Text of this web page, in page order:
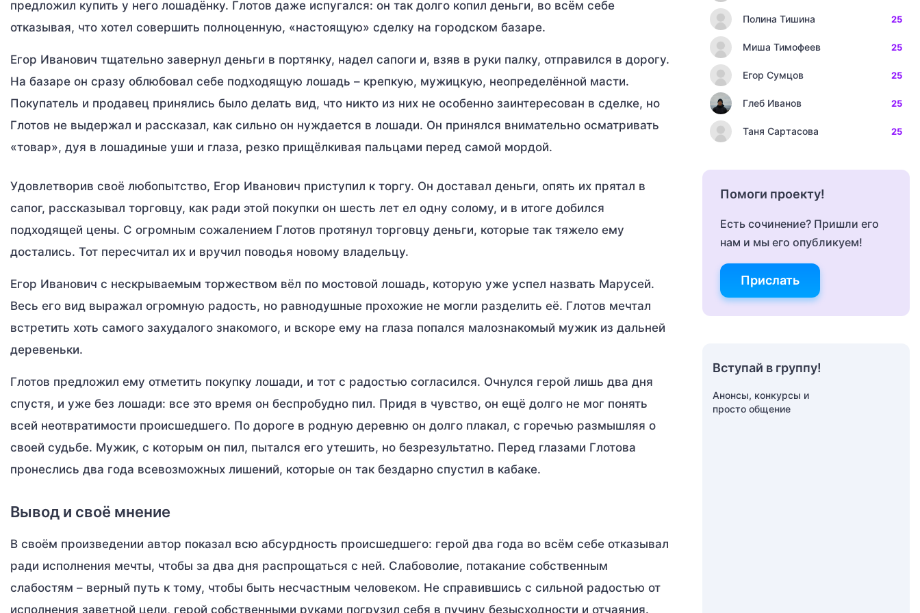
предложил купить у него лошадёнку. Глотов даже испугался: он так долго копил деньги, во всём себе
отказывая, что хотел совершить полноценную, «настоящую» сделку на городском базаре.
Егор Иванович тщательно завернул деньги в портянку, надел сапоги и, взяв в руки палку, отправился в дорогу.
На базаре он сразу облюбовал себе подходящую лошадь – крепкую, мужицкую, неопределённой масти.
Покупатель и продавец принялись было делать вид, что никто из них не особенно заинтересован в сделке, но
Глотов не выдержал и рассказал, как сильно он нуждается в лошади. Он принялся внимательно осматривать
«товар», дуя в лошадиные уши и глаза, резко прищёлкивая пальцами перед самой мордой.
Удовлетворив своё любопытство, Егор Иванович приступил к торгу. Он доставал деньги, опять их прятал в
сапог, рассказывал торговцу, как ради этой покупки он шесть лет ел одну солому, и в итоге добился
подходящей цены. С огромным сожалением Глотов протянул торговцу деньги, которые так тяжело ему
достались. Тот пересчитал их и вручил поводья новому владельцу.
Егор Иванович с нескрываемым торжеством вёл по мостовой лошадь, которую уже успел назвать Марусей.
Весь его вид выражал огромную радость, но равнодушные прохожие не могли разделить её. Глотов мечтал
встретить хоть самого захудалого знакомого, и вскоре ему на глаза попался малознакомый мужик из дальней
деревеньки.
Глотов предложил ему отметить покупку лошади, и тот с радостью согласился. Очнулся герой лишь два дня
спустя, и уже без лошади: все это время он беспробудно пил. Придя в чувство, он ещё долго не мог понять
всей неотвратимости происшедшего. По дороге в родную деревню он долго плакал, с горечью размышляя о
своей судьбе. Мужик, с которым он пил, пытался его утешить, но безрезультатно. Перед глазами Глотова
пронеслись два года всевозможных лишений, которые он так бездарно спустил в кабаке.
Вывод и своё мнение
В своём произведении автор показал всю абсурдность происшедшего: герой два года во всём себе отказывал
ради исполнения мечты, чтобы за два дня распрощаться с ней. Слабоволие, потакание собственным
слабостям – верный путь к тому, чтобы быть несчастным человеком. Не справившись с сильной радостью от
исполнения заветной цели, герой собственными руками погрузил себя в пучину безысходности и отчаяния.
Полина Тишина 25
Миша Тимофеев 25
Егор Сумцов 25
Глеб Иванов 25
Таня Сартасова 25
Помоги проекту!
Есть сочинение? Пришли его
нам и мы его опубликуем!
Прислать
Вступай в группу!
Анонсы, конкурсы и
просто общение